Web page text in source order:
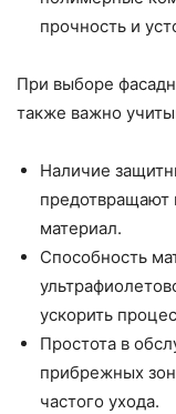
прочность и
При выборе
также важно
Наличие
предотвращают
материал.
Способность
ускорить
Простота в
прибрежных
частого ухода.